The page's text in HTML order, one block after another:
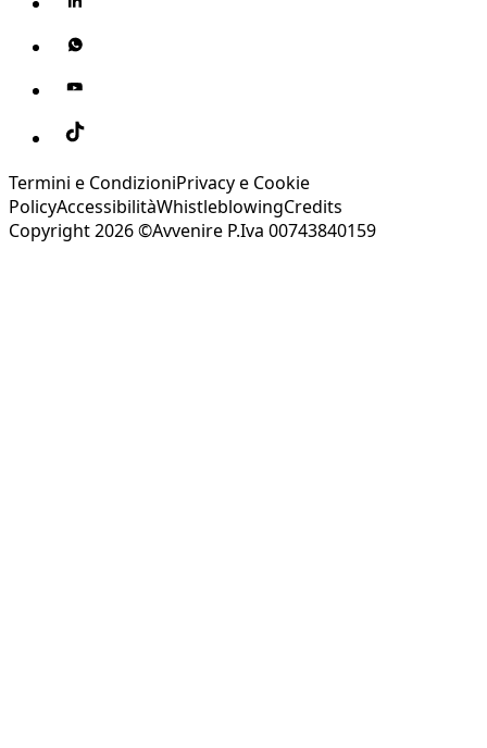
Termini e CondizioniPrivacy e Cookie
PolicyAccessibilitàWhistleblowingCredits
Copyright 2026 ©Avvenire P.Iva 00743840159